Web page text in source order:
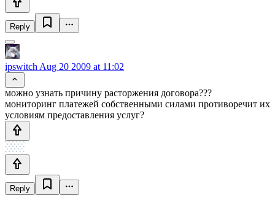
Reply
ipswitch Aug 20 2009 at 11:02
можно узнать причину расторжения договора???
мониторинг платежей собственными силами противоречит их
условиям предоставления услуг?
Reply